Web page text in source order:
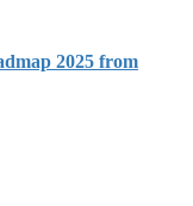
2025 from